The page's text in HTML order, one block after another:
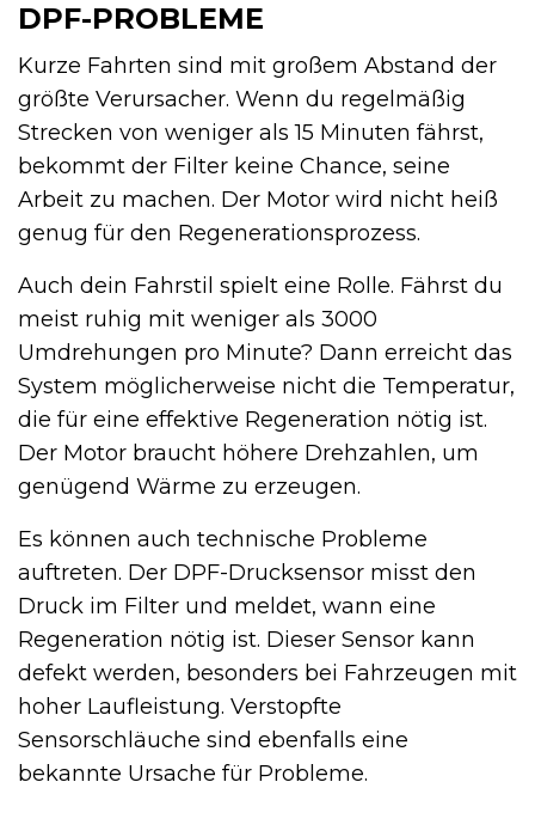
DPF-PROBLEME
Kurze Fahrten sind mit großem Abstand der
größte Verursacher. Wenn du regelmäßig
Strecken von weniger als 15 Minuten fährst,
bekommt der Filter keine Chance, seine
Arbeit zu machen. Der Motor wird nicht heiß
genug für den Regenerationsprozess.
Auch dein Fahrstil spielt eine Rolle. Fährst du
meist ruhig mit weniger als 3000
Umdrehungen pro Minute? Dann erreicht das
System möglicherweise nicht die Temperatur,
die für eine effektive Regeneration nötig ist.
Der Motor braucht höhere Drehzahlen, um
genügend Wärme zu erzeugen.
Es können auch technische Probleme
auftreten. Der DPF-Drucksensor misst den
Druck im Filter und meldet, wann eine
Regeneration nötig ist. Dieser Sensor kann
defekt werden, besonders bei Fahrzeugen mit
hoher Laufleistung. Verstopfte
Sensorschläuche sind ebenfalls eine
bekannte Ursache für Probleme.